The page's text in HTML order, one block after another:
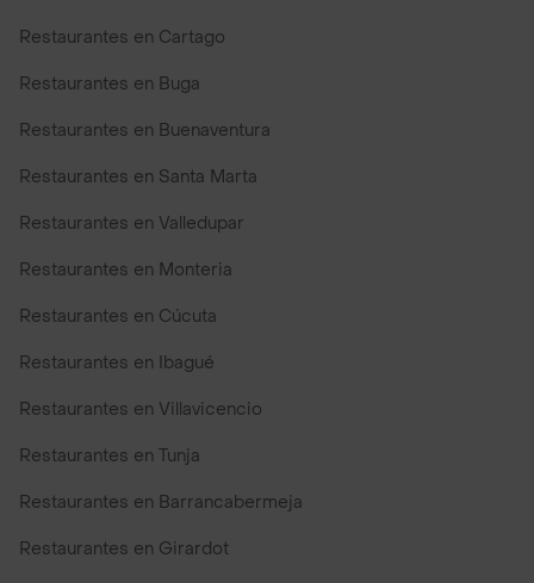
Restaurantes en Cartago
Restaurantes en Buga
Restaurantes en Buenaventura
Restaurantes en Santa Marta
Restaurantes en Valledupar
Restaurantes en Monteria
Restaurantes en Cúcuta
Restaurantes en Ibagué
Restaurantes en Villavicencio
Restaurantes en Tunja
Restaurantes en Barrancabermeja
Restaurantes en Girardot